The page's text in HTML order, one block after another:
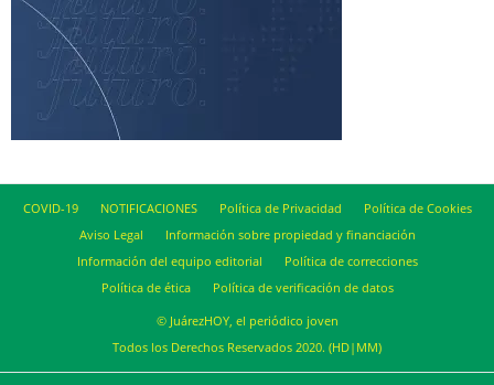
COVID-19 NOTIFICACIONES Política de Privacidad
Política de Cookies
Aviso Legal
Información sobre propiedad y financiación
Información del equipo editorial
Política de correcciones
Política de ética
Política de verificación de datos
© JuárezHOY, el periódico joven
Todos los Derechos Reservados 2020. (HD|MM)